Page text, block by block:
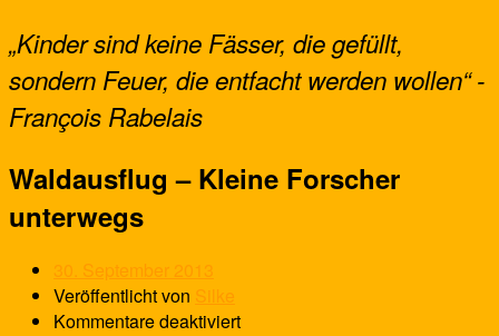
„Kinder sind keine Fässer, die gefüllt,
sondern Feuer, die entfacht werden wollen“ -
François Rabelais
Waldausflug – Kleine Forscher
unterwegs
30. September 2013
Veröffentlicht von Silke
Kommentare deaktiviert